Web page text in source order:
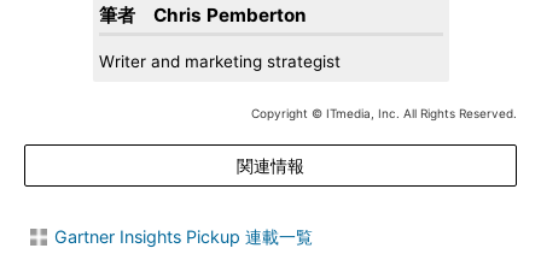
筆者 Chris Pemberton
Writer and marketing strategist
Copyright © ITmedia, Inc. All Rights Reserved.
関連情報
Gartner Insights Pickup 連載一覧